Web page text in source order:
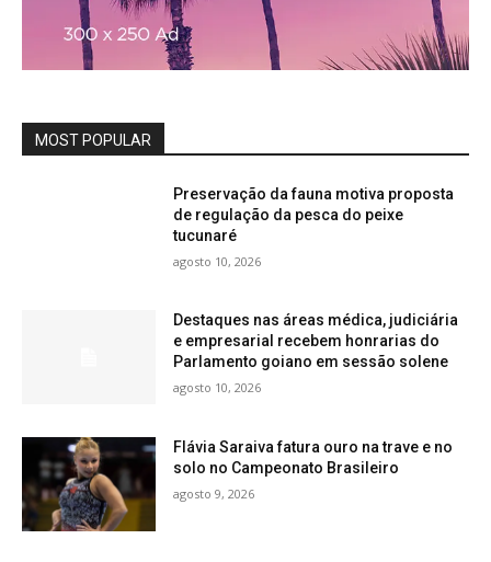
MOST POPULAR
Preservação da fauna motiva proposta
de regulação da pesca do peixe
tucunaré
agosto 10, 2026
Destaques nas áreas médica, judiciária
e empresarial recebem honrarias do
Parlamento goiano em sessão solene
agosto 10, 2026
Flávia Saraiva fatura ouro na trave e no
solo no Campeonato Brasileiro
agosto 9, 2026